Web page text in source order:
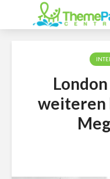
weiteren